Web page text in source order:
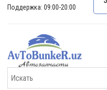
Поддержка: 09:00-20:00